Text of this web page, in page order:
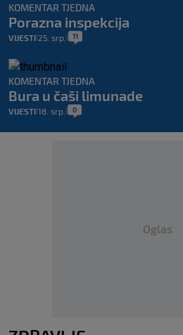
KOMENTAR TJEDNA
Porazna inspekcija
VIJESTI 25. srp. 11
KOMENTAR TJEDNA
Bura u čaši limunade
VIJESTI 18. srp. 0
Oglas